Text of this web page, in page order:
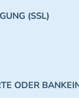
(SSL)
ODER